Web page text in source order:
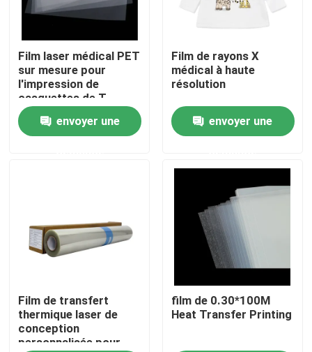
Aperçu
Produits
Contrôle de la qualité
nouvelles
Film laser médical PET
sur mesure pour
l'impression de
casquettes de T-
shirts
envoyer une
Film de rayons X
médical à haute
résolution
envoyer une
Film de transfert
thermique laser de
conception
personnalisée pour
film de 0.30*100M
Heat Transfer Printing